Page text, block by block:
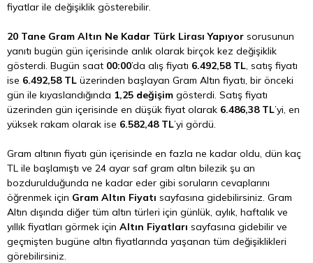
fiyatlar ile değişiklik gösterebilir.
20 Tane Gram Altın Ne Kadar Türk Lirası Yapıyor sorusunun
yanıtı bugün gün içerisinde anlık olarak birçok kez değişiklik
gösterdi. Bugün saat 00:00’da alış fiyatı 6.492,58 TL, satış fiyatı
ise 6.492,58 TL üzerinden başlayan Gram Altın fiyatı, bir önceki
gün ile kıyaslandığında 1,25 değişim gösterdi. Satış fiyatı
üzerinden gün içerisinde en düşük fiyat olarak 6.486,38 TL’yi, en
yüksek rakam olarak ise 6.582,48 TL’yi gördü.
Gram altının fiyatı gün içerisinde en fazla ne kadar oldu, dün kaç
TL ile başlamıştı ve 24 ayar saf gram altın bilezik şu an
bozdurulduğunda ne kadar eder gibi soruların cevaplarını
öğrenmek için Gram Altın Fiyatı sayfasına gidebilirsiniz. Gram
Altın dışında diğer tüm altın türleri için günlük, aylık, haftalık ve
yıllık fiyatları görmek için Altın Fiyatları sayfasına gidebilir ve
geçmişten bugüne altın fiyatlarında yaşanan tüm değişiklikleri
görebilirsiniz.